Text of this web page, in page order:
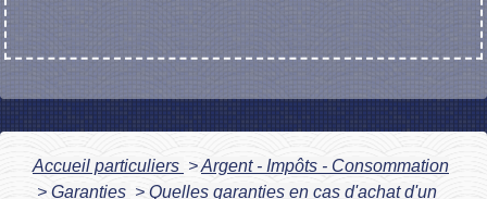
Accueil particuliers >Argent - Impôts - Consommation
> Garanties > Quelles garanties en cas d'achat d'un